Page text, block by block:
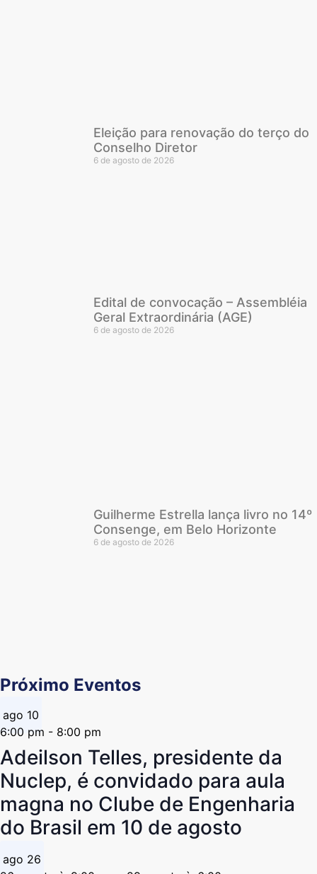
Eleição para renovação do terço do
Conselho Diretor
6 de agosto de 2026
Edital de convocação – Assembléia
Geral Extraordinária (AGE)
6 de agosto de 2026
Guilherme Estrella lança livro no 14º
Consenge, em Belo Horizonte
6 de agosto de 2026
Próximo Eventos
ago 10
6:00 pm - 8:00 pm
Adeilson Telles, presidente da
Nuclep, é convidado para aula
magna no Clube de Engenharia
do Brasil em 10 de agosto
ago 26